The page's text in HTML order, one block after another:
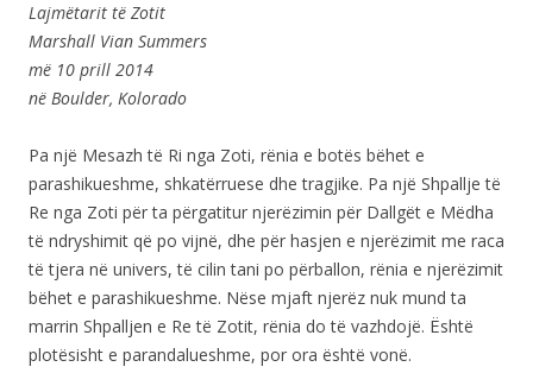
Lajmëtarit të Zotit
Marshall Vian Summers
më 10 prill 2014
në Boulder, Kolorado
Pa një Mesazh të Ri nga Zoti, rënia e botës bëhet e
parashikueshme, shkatërruese dhe tragjike. Pa një Shpallje të
Re nga Zoti për ta përgatitur njerëzimin për Dallgët e Mëdha
të ndryshimit që po vijnë, dhe për hasjen e njerëzimit me raca
të tjera në univers, të cilin tani po përballon, rënia e njerëzimit
bëhet e parashikueshme. Nëse mjaft njerëz nuk mund ta
marrin Shpalljen e Re të Zotit, rënia do të vazhdojë. Është
plotësisht e parandalueshme, por ora është vonë.